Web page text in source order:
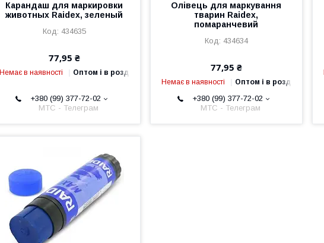
Карандаш для маркировки
животных Raidex, зеленый
434635
77,95 ₴
Немає в наявності Оптом і в роздріб
+380 (99) 377-72-02
МТС - Телеграм
Олівець для маркування
тварин Raidex,
помаранчевий
434634
77,95 ₴
Немає в наявності Оптом і в роздріб
+380 (99) 377-72-02
МТС - Телеграм